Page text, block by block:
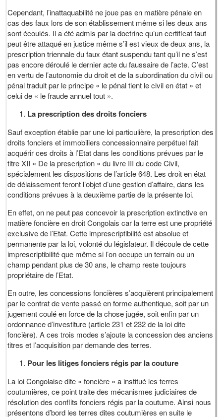
Cependant, l’inattaquabilité ne joue pas en matière pénale en
cas des faux lors de son établissement même si les deux ans
sont écoulés. Il a été admis par la doctrine qu’un certificat faut
peut être attaqué en justice même s’il est vieux de deux ans, la
prescription triennale du faux étant suspendu tant qu’il ne s’est
pas encore déroulé le dernier acte du faussaire de l’acte. C’est
en vertu de l’autonomie du droit et de la subordination du civil ou
pénal traduit par le principe « le pénal tient le civil en état » et
celui de « le fraude annuel tout ».
La prescription des droits fonciers
Sauf exception établie par une loi particulière, la prescription des
droits fonciers et immobiliers concessionnaire perpétuel fait
acquérir ces droits à l’Etat dans les conditions prévues par le
titre XII « De la prescription » du livre III du code Civil,
spécialement les dispositions de l’article 648. Les droit en état
de délaissement feront l’objet d’une gestion d’affaire, dans les
conditions prévues à la deuxième partie de la présente loi.
En effet, on ne peut pas concevoir la prescription extinctive en
matière foncière en droit Congolais car la terre est une propriété
exclusive de l’Etat. Cette imprescriptibilité est absolue et
permanente par la loi, volonté du législateur. Il découle de cette
imprescriptibilité que même si l’on occupe un terrain ou un
champ pendant plus de 30 ans, le champ reste toujours
propriétaire de l’Etat.
En outre, les concessions foncières s’acquièrent principalement
par le contrat de vente passé en forme authentique, soit par un
jugement coulé en force de la chose jugée, soit enfin par un
ordonnance d’investiture (article 231 et 232 de la loi dite
foncière). A ces trois modes s’ajoute la concession des anciens
titres et l’acquisition par demande des terres.
Pour les litiges fonciers régis par la couture
La loi Congolaise dite « foncière » a institué les terres
coutumières, ce point traite des mécanismes judiciaires de
résolution des conflits fonciers régis par la coutume. Ainsi nous
présentons d’bord les terres dites coutumières en suite le